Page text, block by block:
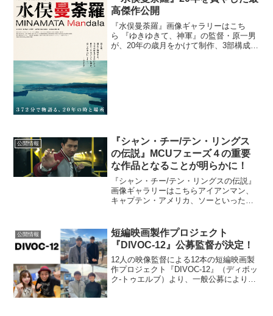
高傑作公開
『水俣曼荼羅』画像ギャラリーはこち
ら 『ゆきゆきて、神軍』の監督・原一男
が、20年の歳月をかけて制作、3部構成・
公開情報
『シャン・チー/テン・リングス
の伝説』MCUフェーズ４の重要
な作品となることが明らかに！
『シャン・チー/テン・リングスの伝説』
画像ギャラリーはこちらアイアンマン、
キャプテン・アメリカ、ソーといったヒ
『シャン・チー/テン・リングスの伝説』
が9月3日(金)に...
公開情報
短編映画製作プロジェクト
『DIVOC-12』公募監督が決定！
12人の映像監督による12本の短編映画製
作プロジェクト『DIVOC-12』（ディボッ
ク-トゥエルブ）より、一般公募により選